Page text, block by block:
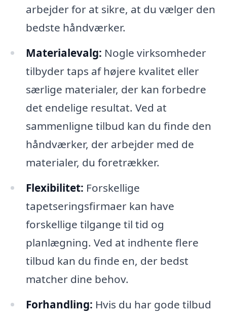
arbejder for at sikre, at du vælger den
bedste håndværker.
Materialevalg: Nogle virksomheder
tilbyder taps af højere kvalitet eller
særlige materialer, der kan forbedre
det endelige resultat. Ved at
sammenligne tilbud kan du finde den
håndværker, der arbejder med de
materialer, du foretrækker.
Flexibilitet: Forskellige
tapetseringsfirmaer kan have
forskellige tilgange til tid og
planlægning. Ved at indhente flere
tilbud kan du finde en, der bedst
matcher dine behov.
Forhandling: Hvis du har gode tilbud